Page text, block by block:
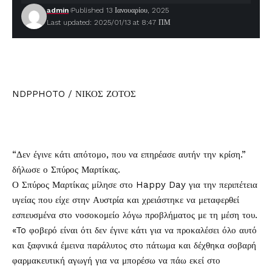
Last updated: 2025/01/13 at 8:47 ΠΜ
admin Published 13 Ιανουαρίου, 2025
NDPPHOTO / ΝΙΚΟΣ ΖΟΤΟΣ
“Δεν έγινε κάτι απότομο, που να επηρέασε αυτήν την κρίση.”
δήλωσε ο Σπύρος Μαρτίκας.
Ο Σπύρος Μαρτίκας μίλησε στο Happy Day για την περιπέτεια
υγείας που είχε στην Αυστρία και χρειάστηκε να μεταφερθεί
εσπευσμένα στο νοσοκομείο λόγω προβλήματος με τη μέση του.
«To φοβερό είναι ότι δεν έγινε κάτι για να προκαλέσει όλο αυτό
και ξαφνικά έμεινα παράλυτος στο πάτωμα και δέχθηκα σοβαρή
φαρμακευτική αγωγή για να μπορέσω να πάω εκεί στο